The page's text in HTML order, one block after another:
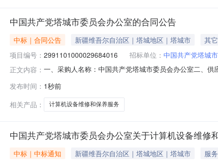
中国共产党塔城市委员会办公室的合同公告
中标｜合同公告 新疆维吾尔自治区｜塔城地区｜塔城市
其它
项目编号： 2991101000029684016 招标单位： 中国共产党塔城
正文内容： 一、采购人名称：中国共产党塔城市委员会办公室二、
1.00300300服务要求或标的基本概况：七、其它事项：
发布时间： 1秒前
相关产品：
计算机设备维修和保养服务
中国共产党塔城市委员会办公室关于计算机设备维修
中标｜中标通知 新疆维吾尔自治区｜塔城地区｜塔城市
服务